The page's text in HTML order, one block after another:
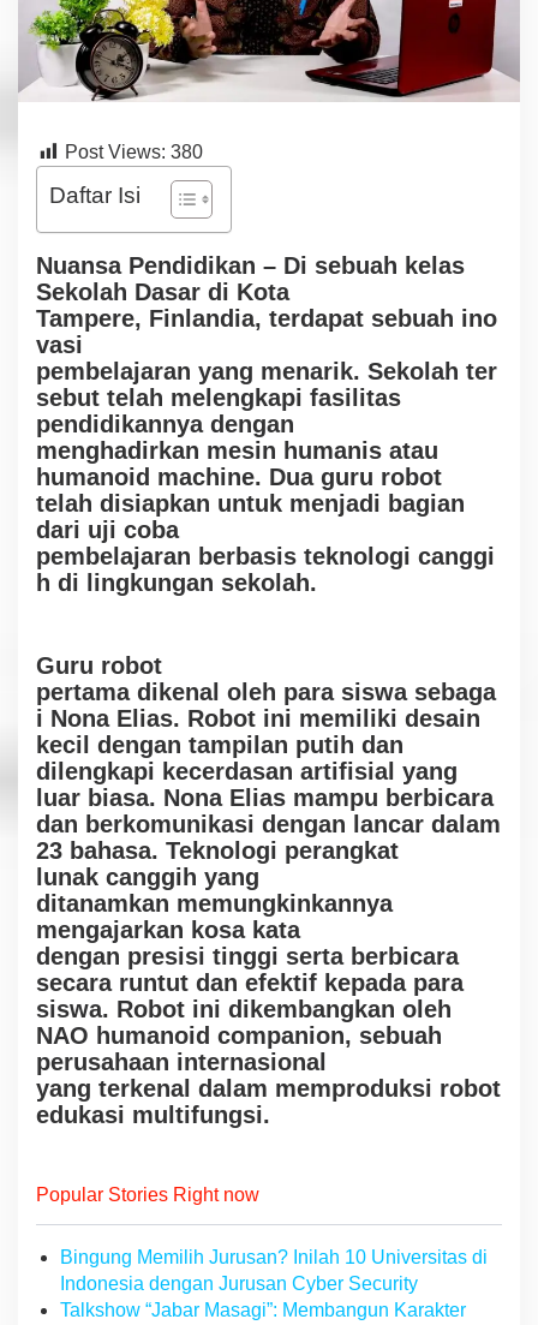
Post Views: 380
Daftar Isi
Nuansa Pendidikan – Di sebuah kelas
Sekolah Dasar di Kota
Tampere, Finlandia, terdapat sebuah ino
vasi
pembelajaran yang menari k. Seko ah ter
sebut telah melengkapi fasilitas
pendidikannya dengan
menghadirkan mesin humanis atau
humanoid machine. Dua guru robot
telah disiapkan untuk menjadi bagian
dari uji coba
pembelajaran berbasis teknologi canggi
h di lingkungan sekolah.
Guru robot
pertama d ikenal o eh para siswa sebaga
i Nona Elias. Robot ini memiliki desain
kecil dengan tampilan putih dan
dilengkapi kecerdasan artifisial yang
luar biasa. Nona E ias mampu berbicara
dan berkomunikasi dengan lancar dalam
23 bahasa. Teknologi perang kat
lunak canggih yang
ditanam kan memung kin kannya
mengajarkan kosa kata
dengan presisi tinggi serta berbicara
secara runtut dan efektif kepada para
siswa. Robot ini dikembangkan oleh
NAO humanoid companion, sebuah
perusahaan internasional
yang terkenal dalam memproduksi robot
edukasi mu ltifungsi.
Popular Stories Right now
Bingung Memilih Jurusan? Inilah 10 Universitas di
Indonesia dengan Jurusan Cyber Security
Talkshow “Jabar Masagi”: Membangun Karakter